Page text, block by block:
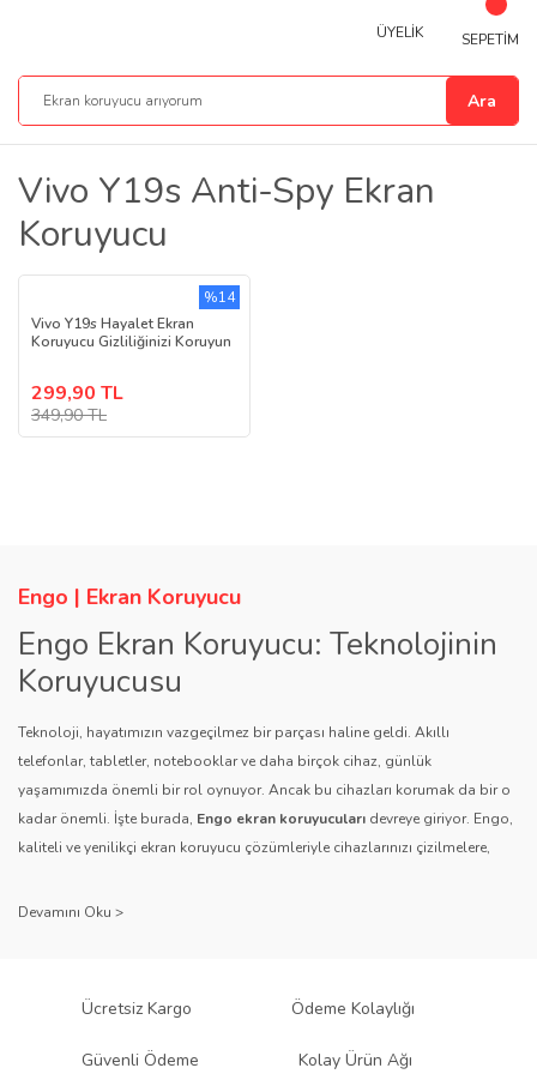
Ara
ÜYELİK SEPETİM
Vivo Y19s Anti-Spy Ekran
Koruyucu
Vivo Y19s Hayalet Ekran
Koruyucu Gizliliğinizi Koruyun
299,90 TL
349,90 TL
%14
Engo | Ekran Koruyucu
Engo Ekran Koruyucu: Teknolojinin
Koruyucusu
Teknoloji, hayatımızın vazgeçilmez bir parçası haline geldi. Akıllı
telefonlar, tabletler, notebooklar ve daha birçok cihaz, günlük
yaşamımızda önemli bir rol oynuyor. Ancak bu cihazları korumak da bir o
kadar önemli. İşte burada, Engo ekran koruyucuları devreye giriyor. Engo,
kaliteli ve yenilikçi ekran koruyucu çözümleriyle cihazlarınızı çizilmelere,
sağlıyor.
Engo ekran koruyucuları
, uzun yıllara dayanan tecrübesi ve teknolojiye
ürününü titiz bir kalite kontrol sürecinden geçirir. Kullanıcı dostu tasarımı
Ücretsiz Kargo Ödeme Kolaylığı
Güvenli Ödeme Kolay Ürün Ağı